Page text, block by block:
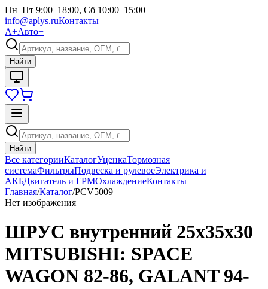
Пн–Пт 9:00–18:00, Сб 10:00–15:00
info@aplys.ruКонтакты
А+Авто+
Найти
Найти
Все категорииКаталогУценкаТормозная
системаФильтрыПодвеска и рулевоеЭлектрика и
АКБДвигатель и ГРМОхлаждениеКонтакты
Главная/Каталог/PCV5009
Нет изображения
ШРУС внутренний 25x35x30
MITSUBISHI: SPACE
WAGON 82-86, GALANT 94-